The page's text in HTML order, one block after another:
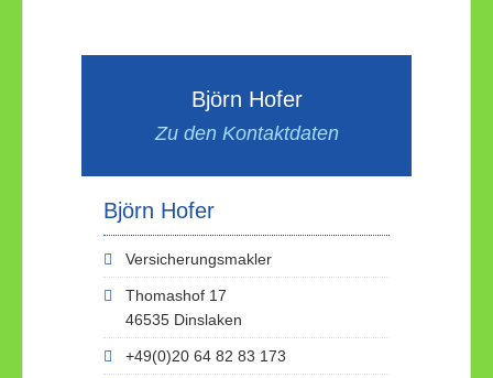
Björn Hofer
Zu den Kontaktdaten
Björn Hofer
Versicherungsmakler
Thomashof 17
46535 Dinslaken
+49(0)20 64 82 83 173